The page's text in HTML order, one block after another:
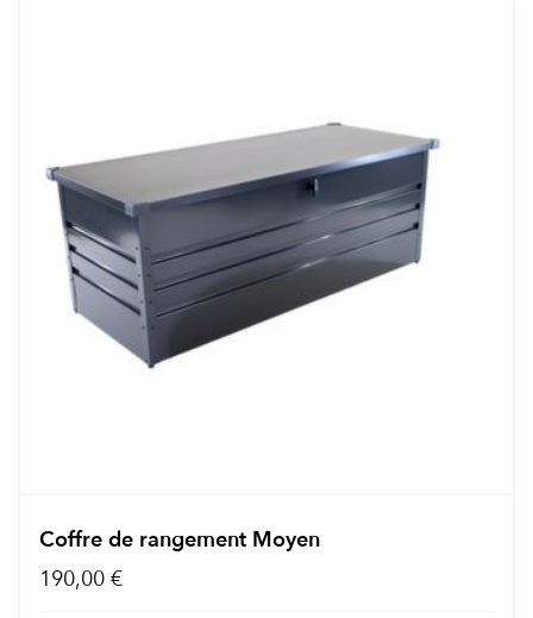
Coffre de rangement Moyen
190,00 €